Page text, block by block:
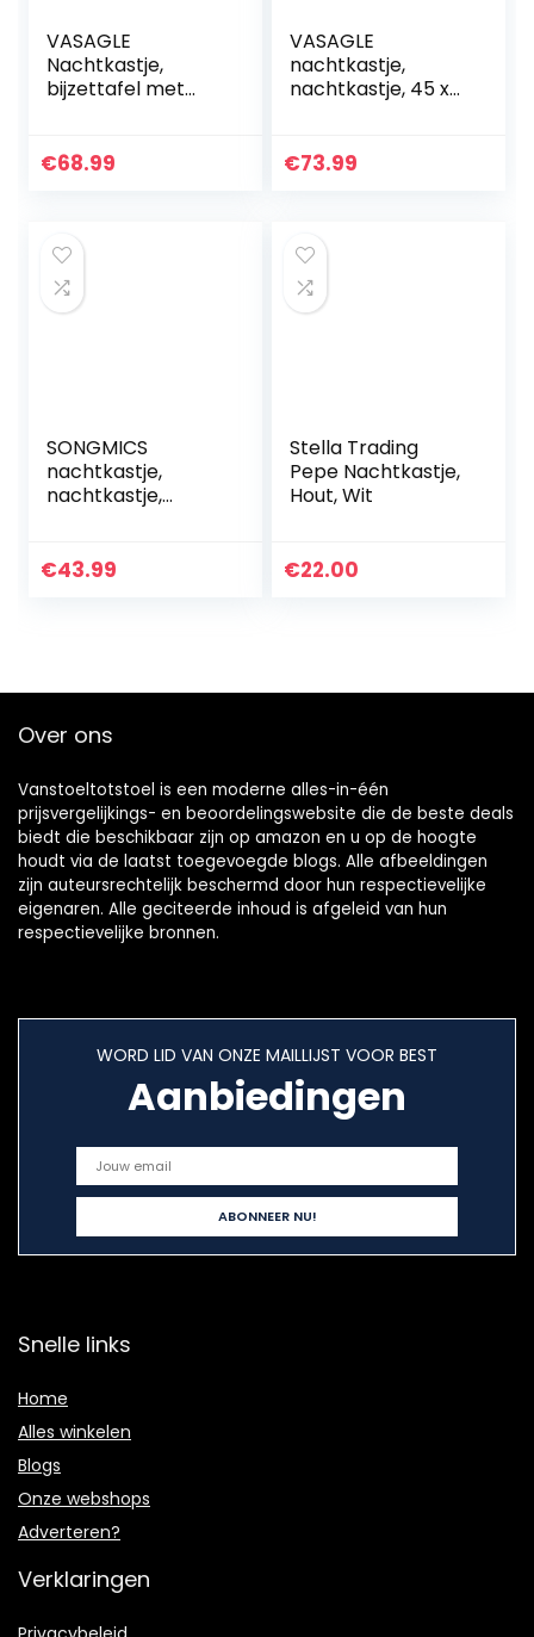
VASAGLE
Nachtkastje,
bijzettafel met
ontwerp, 40 x 40 x
€68.99
VASAGLE
nachtkastje,
nachtkastje, 45 x
laden en open
€73.99
SONGMICS
nachtkastje,
nachtkastje,
planken,
€43.99
Stella Trading
Pepe Nachtkastje,
Hout, Wit
€22.00
Over ons
Vanstoeltotstoel is een moderne alles-in-één
prijsvergelijkings- en beoordelingswebsite die de beste deals
biedt die beschikbaar zijn op amazon en u op de hoogte
houdt via de laatst toegevoegde blogs. Alle afbeeldingen
zijn auteursrechtelijk beschermd door hun respectievelijke
eigenaren. Alle geciteerde inhoud is afgeleid van hun
respectievelijke bronnen.
WORD LID VAN ONZE MAILLIJST VOOR BEST
Aanbiedingen
Snelle links
Home
Alles winkelen
Blogs
Onze webshops
Adverteren?
Verklaringen